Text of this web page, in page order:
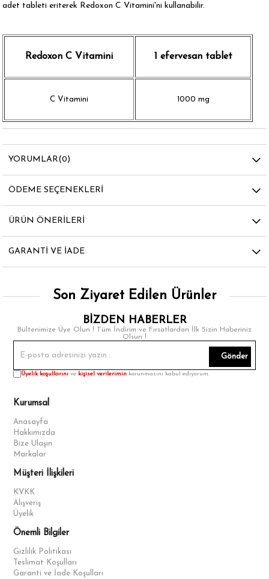
adet tableti eriterek Redoxon C Vitamini'ni kullanabilir.
Redoxon C Vitamini 1 efervesan tablet
C Vitamini 1000 mg
YORUMLAR(0)
ÖDEME SEÇENEKLERI
ÜRÜN ÖNERILERI
GARANTI VE İADE
Son Ziyaret Edilen Ürünler
BİZDEN HABERLER
Bültenimize Üye Olun ! Tüm İndirim ve Fırsatlardan İlk Sizin Haberiniz
Olsun !
Gönder
Üyelik koşullarını ve kişisel verilerimin korunmasını kabul ediyorum.
Kurumsal
Anasayfa
Hakkımızda
Bize Ulaşın
Markalar
Müşteri İlişkileri
KVKK
Alışveriş
Üyelik
Önemli Bilgiler
Gizlilik Politikası
Teslimat Koşulları
Garanti ve İade Koşulları